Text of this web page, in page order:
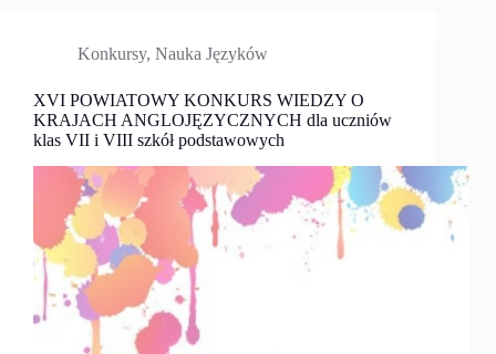
Konkursy, Nauka Języków
XVI POWIATOWY KONKURS WIEDZY O
KRAJACH ANGLOJĘZYCZNYCH dla uczniów
klas VII i VIII szkół podstawowych